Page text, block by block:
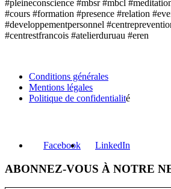
#pleineconscience #mbsr #mbcl
#cours #formation #presence #relation
#developpementpersonnel
#centrestfrancois #atelierduruau #eren
Conditions générales
Mentions légales
Politique de confidentialité
Facebook LinkedIn
ABONNEZ-VOUS À NOTRE